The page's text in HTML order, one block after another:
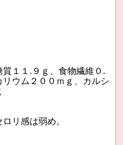
１１.９ｇ、食物繊維０.
ウム２００ｍｇ、カルシ
リ感は弱め。